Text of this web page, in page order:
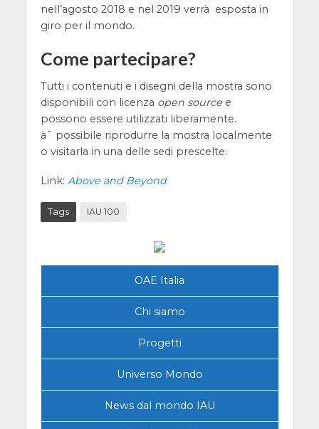
nell’agosto 2018 e nel 2019 verrà esposta in
giro per il mondo.
Come partecipare?
Tutti i contenuti e i disegni della mostra sono
disponibili con licenza open sourcee
possono essere utilizzati liberamente.
àˆ possibile riprodurre la mostra localmente
o visitarla in una delle sedi prescelte.
Link: Above and Beyond
Tags IAU 100
OAE Italia
Chi siamo
Progetti
Universo Mondo
News dal mondo IAU